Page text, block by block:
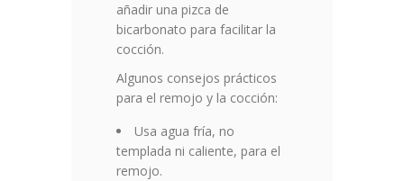
añadir una pizca de
bicarbonato para facilitar la
cocción.
Algunos consejos prácticos
para el remojo y la cocción:
Usa agua fría, no
templada ni caliente, para el
remojo.